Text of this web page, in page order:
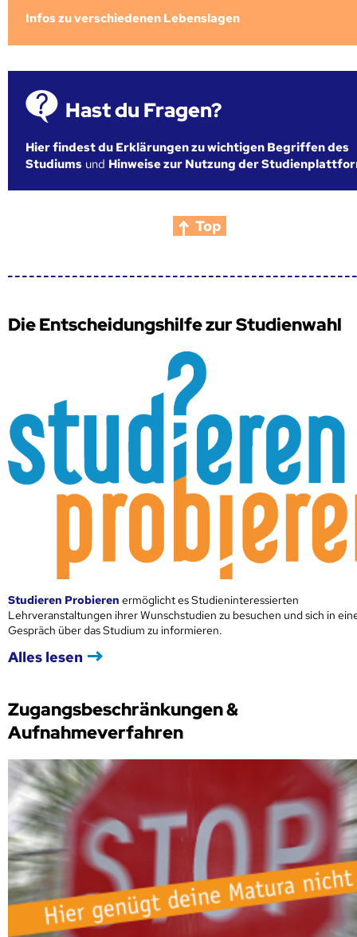
Infos zu verschiedenen Lebenslagen
Hast du Fragen?
Hier findest du Erklärungen zu wichtigen Begriffen des
Studiums und Hinweise zur Nutzung der
Top
Die Entscheidungshilfe zur Studienwahl
Studieren Probieren ermöglicht es Studieninteressierten
Lehrveranstaltungen ihrer Wunschstudien zu besuchen und sich in
Gespräch über das Studium zu informieren.
Alles lesen
Zugangsbeschränkungen &
Aufnahmeverfahren